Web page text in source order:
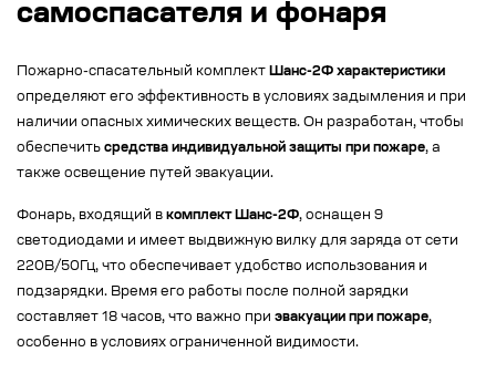
самоспасателя и фонаря
Пожарно-спасательный комплект Шанс-2Ф характеристики
определяют его эффективность в условиях задымления и при
наличии опасных химических веществ. Он разработан, чтобы
обеспечить средства индивидуальной защиты при пожаре, а
также освещение путей эвакуации.
Фонарь, входящий в комплект Шанс-2Ф, оснащен 9
светодиодами и имеет выдвижную вилку для заряда от сети
220В/50Гц, что обеспечивает удобство использования и
подзарядки. Время его работы после полной зарядки
составляет 18 часов, что важно при эвакуации при пожаре,
особенно в условиях ограниченной видимости.